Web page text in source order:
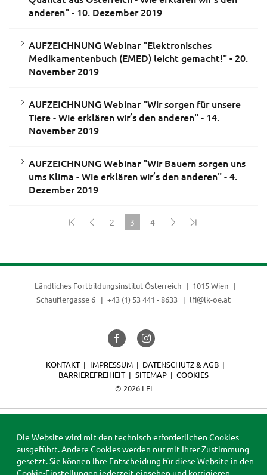
anderen" - 10. Dezember 2019
AUFZEICHNUNG Webinar "Elektronisches
Medikamentenbuch (EMED) leicht gemacht!" - 20.
November 2019
AUFZEICHNUNG Webinar "Wir sorgen für unsere
Tiere - Wie erklären wir’s den anderen" - 14.
November 2019
AUFZEICHNUNG Webinar "Wir Bauern sorgen uns
ums Klima - Wie erklären wir’s den anderen" - 4.
Dezember 2019
2
3
4
Ländliches Fortbildungsinstitut Österreich
1015 Wien
Schauflergasse 6
+43 (1) 53 441 - 8633 lfi@lk-oe.at
© 2026 LFI
KONTAKT IMPRESSUM
DATENSCHUTZ & AGB
BARRIEREFREIHEIT
SITEMAP COOKIES
Die Website wird mit den technisch erforderlichen Cookies
ausgeführt. Andere Cookies werden nur mit Ihrer Zustimmung
gesetzt. Sie können Ihre Entscheidung für diese Website in den
Cookie-Einstellungen jederzeit einsehen und korrigieren.